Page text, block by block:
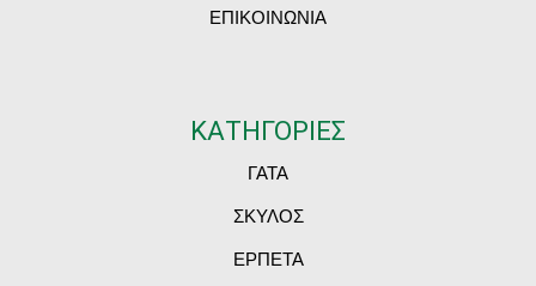
ΕΠΙΚΟΙΝΩΝΙΑ
ΚΑΤΗΓΟΡΙΕΣ
ΓΑΤΑ
ΣΚΥΛΟΣ
ΕΡΠΕΤΑ